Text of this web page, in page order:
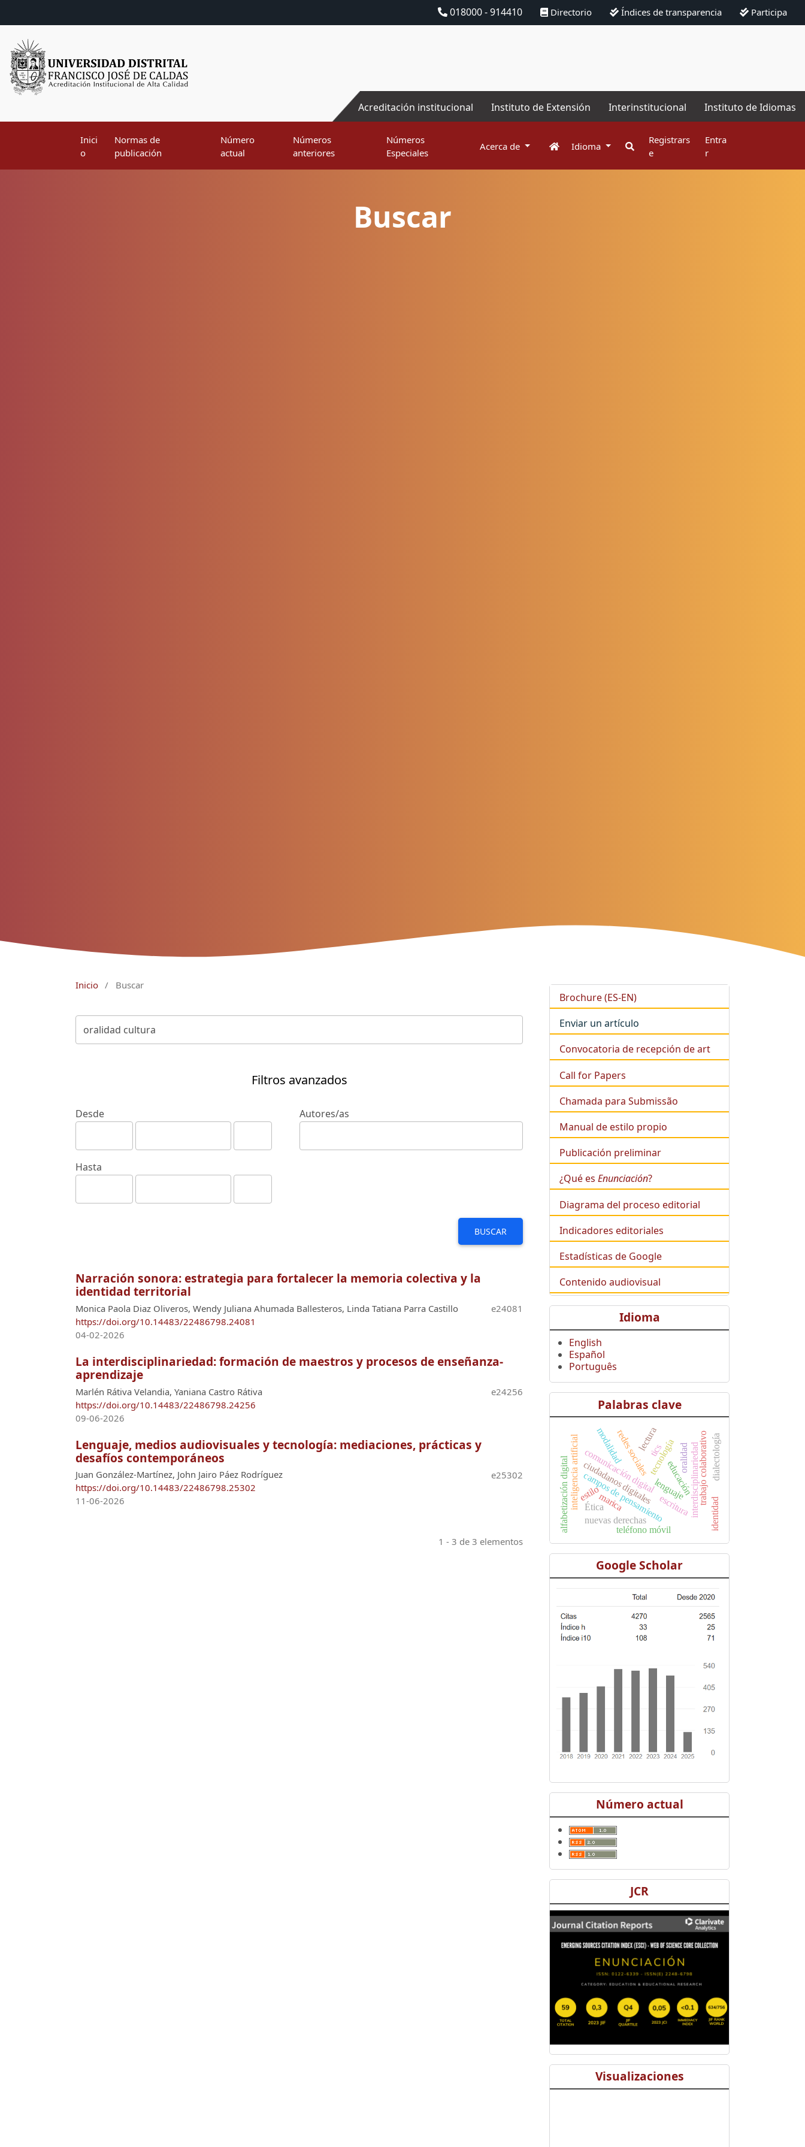
018000 - 914410 Directorio Índices de transparencia Participa
Acreditación institucional Instituto de Extensión Interinstitucional Instituto de Idiomas
Inici
o
Normas de
publicación
Número
actual
Números
anteriores
Números
Especiales
Acerca de Idioma
Registrars
e
Entra
r
Buscar
Inicio / Buscar
Filtros avanzados
Desde
Hasta
Autores/as
BUSCAR
Narración sonora: estrategia para fortalecer la memoria colectiva y la
identidad territorial
Monica Paola Diaz Oliveros, Wendy Juliana Ahumada Ballesteros, Linda Tatiana Parra Castillo
https://doi.org/10.14483/22486798.24081
e24081
04-02-2026
La interdisciplinariedad: formación de maestros y procesos de enseñanza-
aprendizaje
Marlén Rátiva Velandia, Yaniana Castro Rátiva
https://doi.org/10.14483/22486798.24256
e24256
09-06-2026
Lenguaje, medios audiovisuales y tecnología: mediaciones, prácticas y
desafíos contemporáneos
Juan González-Martínez, John Jairo Páez Rodríguez
https://doi.org/10.14483/22486798.25302
e25302
11-06-2026
1 - 3 de 3 elementos
Brochure (ES-EN)
Enviar un artículo
Convocatoria de recepción de art
Call for Papers
Chamada para Submissão
Manual de estilo propio
Publicación preliminar
¿Qué es Enunciación?
Diagrama del proceso editorial
Indicadores editoriales
Estadísticas de Google
Contenido audiovisual
Idioma
English
Español
Português
Palabras clave
lenguaje
tecnología
comunicación digital educación
inteligencia artificial
alfabetización digital
tics
ciudadanos digitales
campos de pensamiento
modalidadredes sociales
estilo
nuevas derechas
interdisciplinariedad
lectura
escritura
oralidad trabajo colaborativo
marica
dialectología
teléfono móvil identidad
Ética
Google Scholar
Número actual
JCR
Visualizaciones